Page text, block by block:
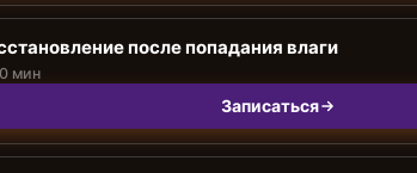
после попадания влаги
мин
Записаться